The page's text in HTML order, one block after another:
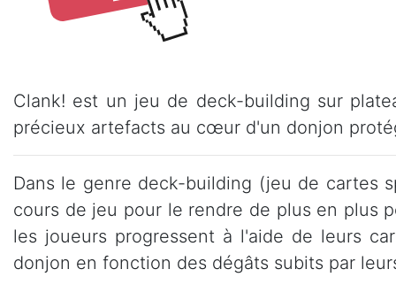
Clank! est un jeu de deck-building sur
précieux artefacts au cœur d'un donjon
Dans le genre deck-building (jeu de cartes
cours de jeu pour le rendre de plus en plus
les joueurs progressent à l'aide de leurs
donjon en fonction des dégâts subits par